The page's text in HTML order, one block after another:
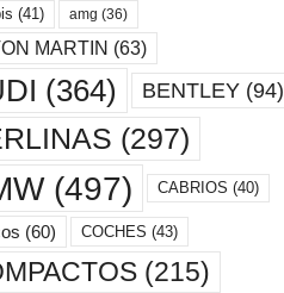
(41) amg (36)
MARTIN (63)
(364) BENTLEY(94)
(297)
(497) CABRIOS (40)
(60) COCHES (43)
(215)